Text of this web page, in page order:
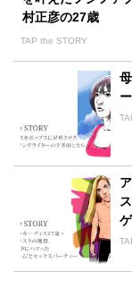
村正彦の27歳
TAP the STORY